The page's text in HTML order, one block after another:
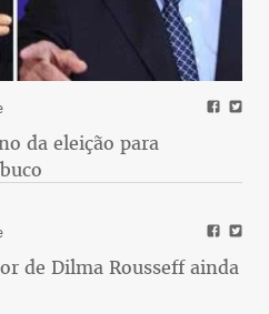
da eleição para
de Dilma Rousseff ainda